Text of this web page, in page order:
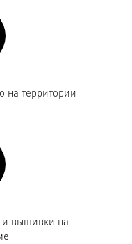
на территории
и вышивки на